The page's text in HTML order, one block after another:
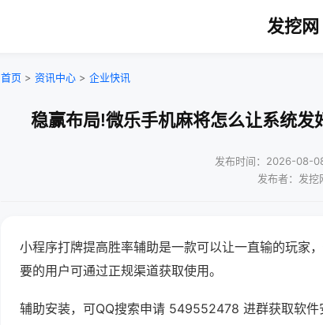
发挖网
首页 > 资讯中心 > 企业快讯
稳赢布局!微乐手机麻将怎么让系统
发布时间：2026-08-
发布者：发挖
小程序打牌提高胜率辅助是一款可以让一直输的玩家
要的用户可通过正规渠道获取使用。
辅助安装，可QQ搜索申请 549552478 进群获取软件